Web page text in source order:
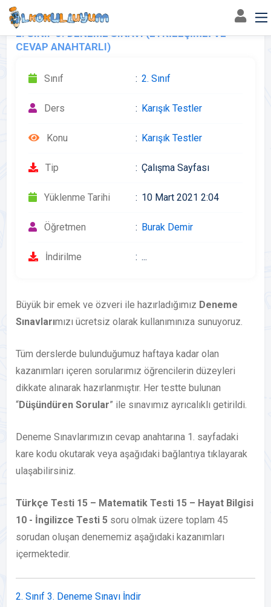
2. SINIF 3. DENEME SINAVI (ETKİLEŞİMLİ VE
CEVAP ANAHTARLI)
Sınıf 2. Sınıf
Ders Karışık Testler
Konu Karışık Testler
Tip Çalışma Sayfası
Yüklenme Tarihi 10 Mart 2021 2:04
Öğretmen Burak Demir
İndirilme ...
Büyük bir emek ve özveri ile hazırladığımız Deneme
Sınavlarımızı ücretsiz olarak kullanımınıza sunuyoruz.
Tüm derslerde bulunduğumuz haftaya kadar olan
kazanımları içeren sorularımız öğrencilerin düzeyleri
dikkate alınarak hazırlanmıştır. Her testte bulunan
“Düşündüren Sorular” ile sınavımız ayrıcalıklı getirildi.
Deneme Sınavlarımızın cevap anahtarına 1. sayfadaki
kare kodu okutarak veya aşağıdaki bağlantıya tıklayarak
ulaşabilirsiniz.
Türkçe Testi 15 – Matematik Testi 15 – Hayat Bilgisi
10 - İngilizce Testi 5 soru olmak üzere toplam 45
sorudan oluşan denememiz aşağıdaki kazanımları
içermektedir.
2. Sınıf 3. Deneme Sınavı İndir